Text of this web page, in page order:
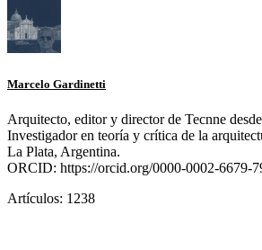
Marcelo Gardinetti
Arquitecto, editor y director de Tecnne
Investigador en teoría y crítica de la
La Plata, Argentina.
ORCID: https://orcid.org/0000-0002-6679-
Artículos: 1238